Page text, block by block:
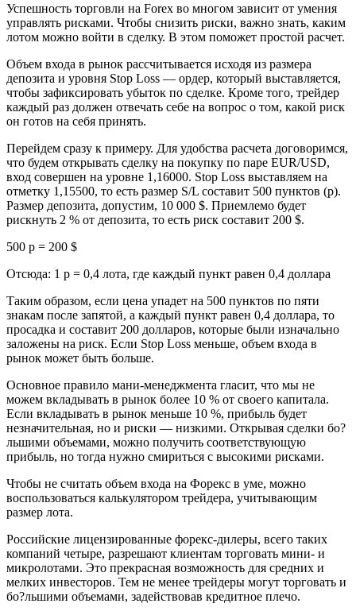
Успешность торговли на Forex во многом зависит от умения
управлять рисками. Чтобы снизить риски, важно знать, каким
лотом можно войти в сделку. В этом поможет простой расчет.
Объем входа в рынок рассчитывается исходя из размера
депозита и уровня Stop Loss — ордер, который выставляется,
чтобы зафиксировать убыток по сделке. Кроме того, трейдер
каждый раз должен отвечать себе на вопрос о том, какой риск
он готов на себя принять.
Перейдем сразу к примеру. Для удобства расчета договоримся,
что будем открывать сделку на покупку по паре EUR/USD,
вход совершен на уровне 1,16000. Stop Loss выставляем на
отметку 1,15500, то есть размер S/L составит 500 пунктов (p).
Размер депозита, допустим, 10 000 $. Приемлемо будет
рискнуть 2 % от депозита, то есть риск составит 200 $.
500 p = 200 $
Отсюда: 1 p = 0,4 лота, где каждый пункт равен 0,4 доллара
Таким образом, если цена упадет на 500 пунктов по пяти
знакам после запятой, а каждый пункт равен 0,4 доллара, то
просадка и составит 200 долларов, которые были изначально
заложены на риск. Если Stop Loss меньше, объем входа в
рынок может быть больше.
Основное правило мани-менеджмента гласит, что мы не
можем вкладывать в рынок более 10 % от своего капитала.
Если вкладывать в рынок меньше 10 %, прибыль будет
незначительная, но и риски — низкими. Открывая сделки бo?
льшими объемами, можно получить соответствующую
прибыль, но тогда нужно смириться с высокими рисками.
Чтобы не считать объем входа на Форекс в уме, можно
воспользоваться калькулятором трейдера, учитывающим
размер лота.
Российские лицензированные форекс-дилеры, всего таких
компаний четыре, разрешают клиентам торговать мини- и
микролотами. Это прекрасная возможность для средних и
мелких инвесторов. Тем не менее трейдеры могут торговать и
бo?льшими объемами, задействовав кредитное плечо.